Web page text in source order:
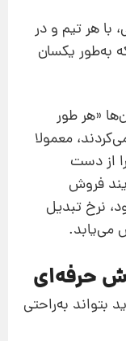
با هر تیم و در
به‌طور یکسان
«هر طور
معمولا
از دست
فروش
نرخ تبدیل
می‌یابد.
حرفه‌ای
بتواند به‌راحتی